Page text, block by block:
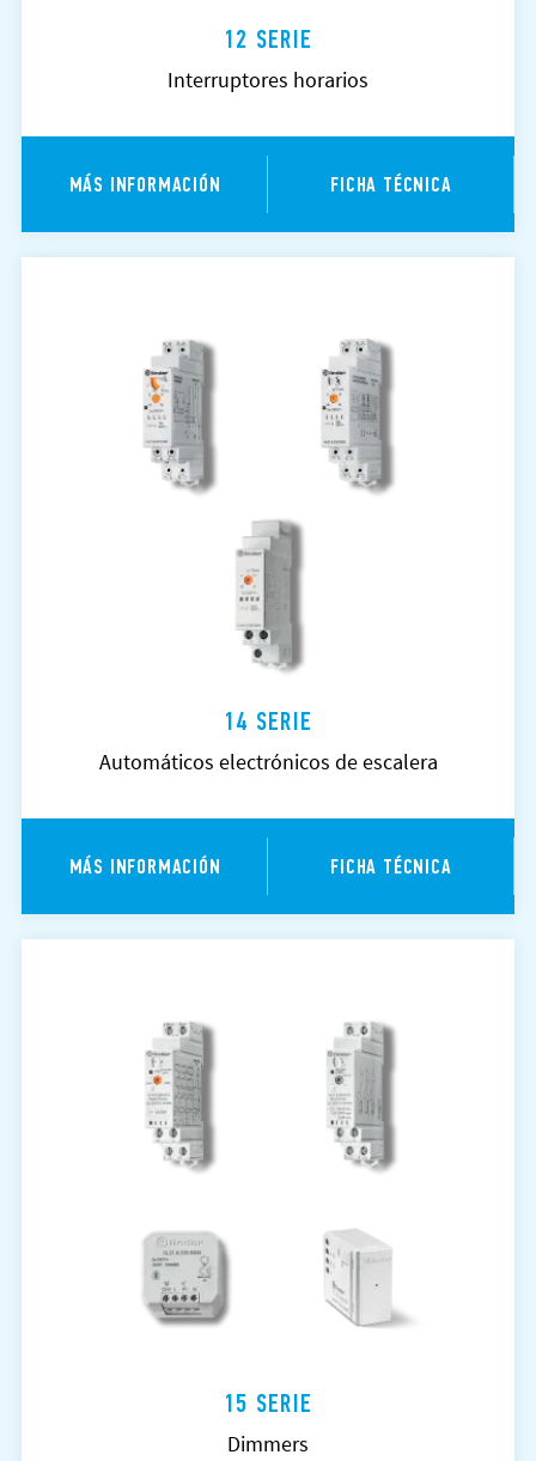
12 SERIE
Interruptores horarios
MÁS INFORMACIÓN FICHA TÉCNICA
14 SERIE
Automáticos electrónicos de escalera
MÁS INFORMACIÓN FICHA TÉCNICA
15 SERIE
Dimmers